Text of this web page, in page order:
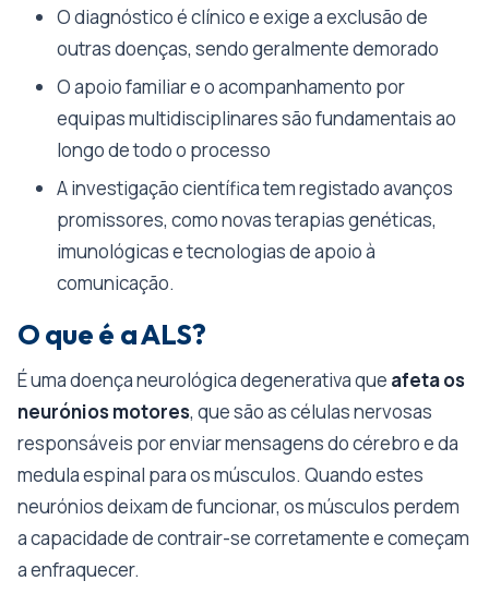
O diagnóstico é clínico e exige a exclusão de
outras doenças, sendo geralmente demorado
O apoio familiar e o acompanhamento por
equipas multidisciplinares são fundamentais ao
longo de todo o processo
A investigação científica tem registado avanços
promissores, como novas terapias genéticas,
imunológicas e tecnologias de apoio à
comunicação.
O que é a ALS?
É uma doença neurológica degenerativa que afeta os
neurónios motores, que são as células nervosas
responsáveis por enviar mensagens do cérebro e da
medula espinal para os músculos. Quando estes
neurónios deixam de funcionar, os músculos perdem
a capacidade de contrair-se corretamente e começam
a enfraquecer.